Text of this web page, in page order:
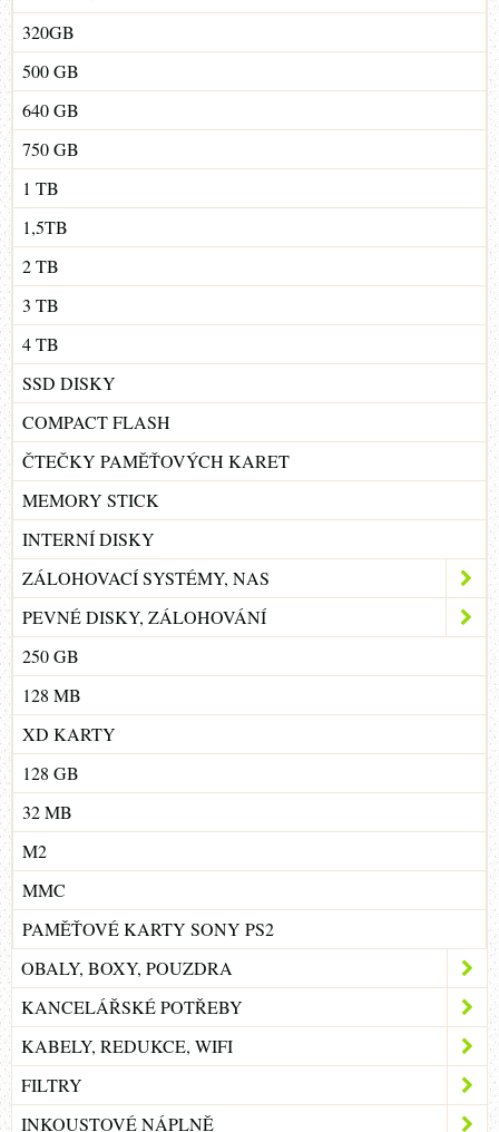
320GB
500 GB
640 GB
750 GB
1 TB
1,5TB
2 TB
3 TB
4 TB
SSD DISKY
COMPACT FLASH
ČTEČKY PAMĚŤOVÝCH KARET
MEMORY STICK
INTERNÍ DISKY
ZÁLOHOVACÍ SYSTÉMY, NAS
PEVNÉ DISKY, ZÁLOHOVÁNÍ
250 GB
128 MB
XD KARTY
128 GB
32 MB
M2
MMC
PAMĚŤOVÉ KARTY SONY PS2
OBALY, BOXY, POUZDRA
KANCELÁŘSKÉ POTŘEBY
KABELY, REDUKCE, WIFI
FILTRY
INKOUSTOVÉ NÁPLNĚ